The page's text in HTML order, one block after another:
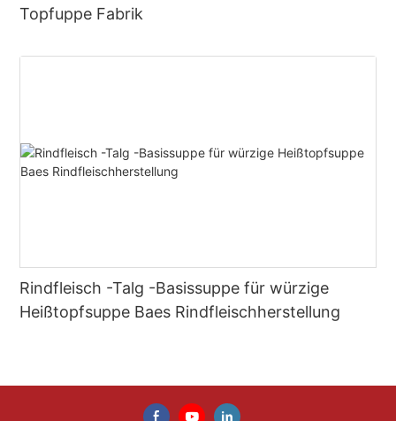
Topfuppe Fabrik
Rindfleisch -Talg -Basissuppe für würzige
Heißtopfsuppe Baes Rindfleischherstellung